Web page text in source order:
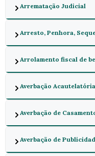
Arrematação Judicial
Arresto, Penhora,
Arrolamento fiscal de
Averbação
Averbação de
Averbação de